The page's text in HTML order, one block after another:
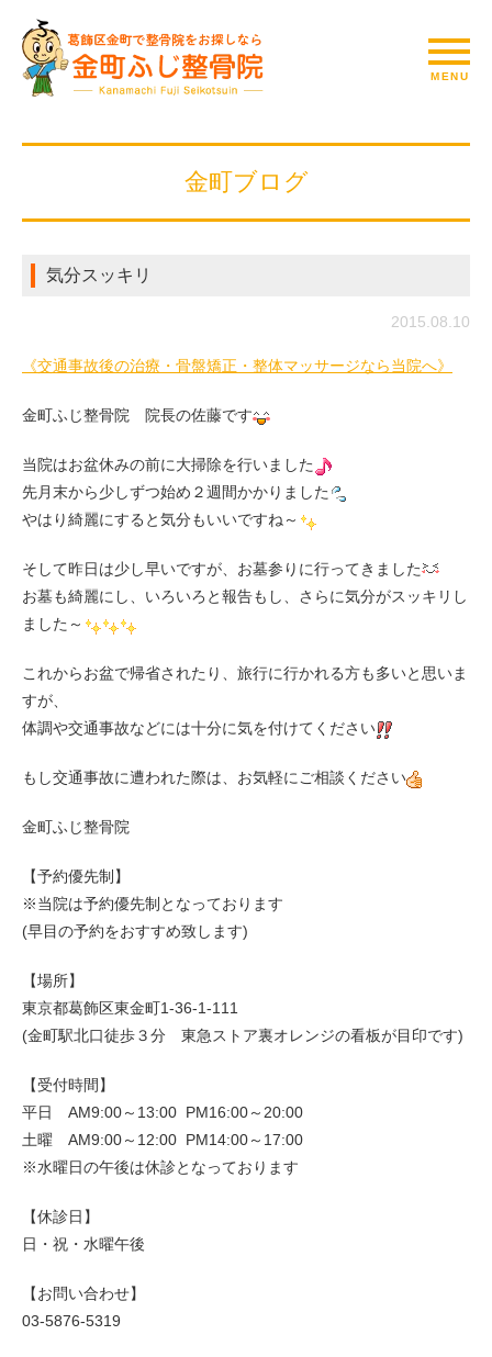
金町ブログ
気分スッキリ
2015.08.10
《交通事故後の治療・骨盤矯正・整体マッサージなら当院へ》
金町ふじ整骨院 院長の佐藤です
当院はお盆休みの前に大掃除を行いました
先月末から少しずつ始め２週間かかりました
やはり綺麗にすると気分もいいですね～
そして昨日は少し早いですが、お墓参りに行ってきました
お墓も綺麗にし、いろいろと報告もし、さらに気分がスッキリし
ました～
これからお盆で帰省されたり、旅行に行かれる方も多いと思いま
すが、
体調や交通事故などには十分に気を付けてください
もし交通事故に遭われた際は、お気軽にご相談ください
金町ふじ整骨院
【予約優先制】
※当院は予約優先制となっております
(早目の予約をおすすめ致します)
【場所】
東京都葛飾区東金町1-36-1-111
(金町駅北口徒歩３分 東急ストア裏オレンジの看板が目印です)
【受付時間】
平日 AM9:00～13:00 PM16:00～20:00
土曜 AM9:00～12:00 PM14:00～17:00
※水曜日の午後は休診となっております
【休診日】
日・祝・水曜午後
【お問い合わせ】
03-5876-5319